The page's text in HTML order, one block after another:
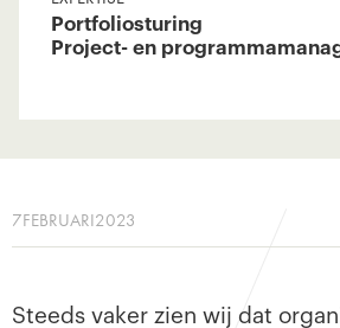
Portfoliosturing
Project- en
7FEBRUARI2023
Steeds vaker zien wij dat